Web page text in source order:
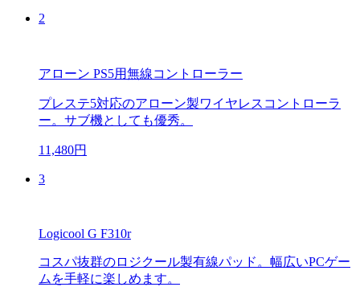
2
アローン PS5用無線コントローラー
プレステ5対応のアローン製ワイヤレスコントローラ
ー。サブ機としても優秀。
11,480円
3
Logicool G F310r
コスパ抜群のロジクール製有線パッド。幅広いPCゲー
ムを手軽に楽しめます。